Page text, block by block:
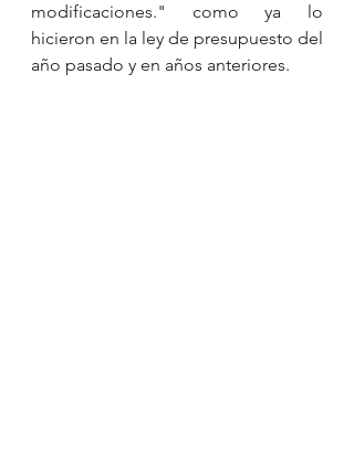
modificaciones." como ya lo
hicieron en la ley de presupuesto del
año pasado y en años anteriores.